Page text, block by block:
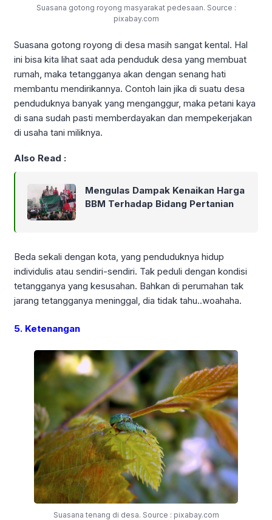
Suasana gotong royong masyarakat pedesaan. Source :
pixabay.com
Suasana gotong royong di desa masih sangat kental. Hal
ini bisa kita lihat saat ada penduduk desa yang membuat
rumah, maka tetangganya akan dengan senang hati
membantu mendirikannya. Contoh lain jika di suatu desa
penduduknya banyak yang menganggur, maka petani kaya
di sana sudah pasti memberdayakan dan mempekerjakan
di usaha tani miliknya.
Also Read :
Mengulas Dampak Kenaikan Harga
BBM Terhadap Bidang Pertanian
Beda sekali dengan kota, yang penduduknya hidup
individulis atau sendiri-sendiri. Tak peduli dengan kondisi
tetangganya yang kesusahan. Bahkan di perumahan tak
jarang tetangganya meninggal, dia tidak tahu..woahaha.
5. Ketenangan
Suasana tenang di desa. Source : pixabay.com